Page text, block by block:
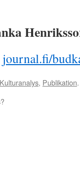
journal.fi/
Kulturanalys, Publikation